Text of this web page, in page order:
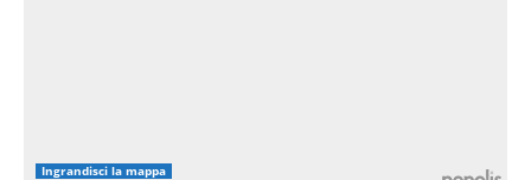
Ingrandisci la mappa